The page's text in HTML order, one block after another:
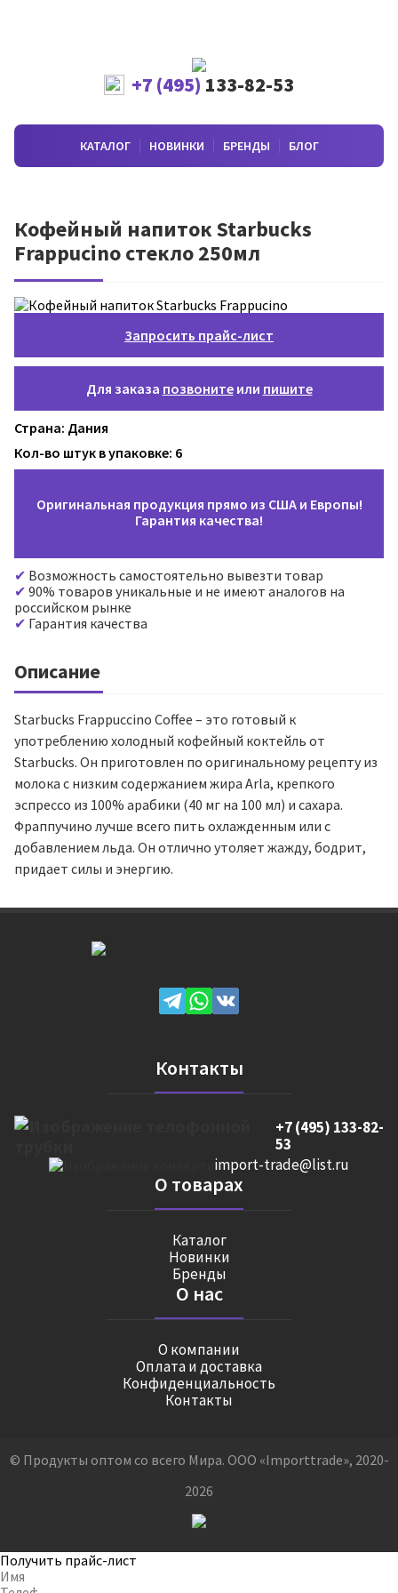
+7 (495) 133-82-53
КАТАЛОГ НОВИНКИ БРЕНДЫ БЛОГ
Кофейный напиток Starbucks
Frappucino стекло 250мл
Запросить прайс-лист
Для заказа позвонитеили пишите
Страна: Дания
Кол-во штук в упаковке: 6
Оригинальная продукция прямо из США и Европы!
Гарантия качества!
Возможность самостоятельно вывезти товар
90% товаров уникальные и не имеют аналогов на
российском рынке
Гарантия качества
Описание
Starbucks Frappuccino Coffee – это готовый к
употреблению холодный кофейный коктейль от
Starbucks. Он приготовлен по оригинальному рецепту из
молока с низким содержанием жира Arla, крепкого
эспрессо из 100% арабики (40 мг на 100 мл) и сахара.
Фраппучино лучше всего пить охлажденным или с
добавлением льда. Он отлично утоляет жажду, бодрит,
придает силы и энергию.
Контакты
+7 (495) 133-82-
53
import-trade@list.ru
О товарах
Каталог
Новинки
Бренды
О нас
О компании
Оплата и доставка
Конфиденциальность
Контакты
© Продукты оптом со всего Мира. ООО «Importtrade», 2020-
2026
Получить прайс-лист